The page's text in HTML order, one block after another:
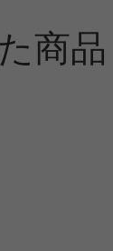
商品